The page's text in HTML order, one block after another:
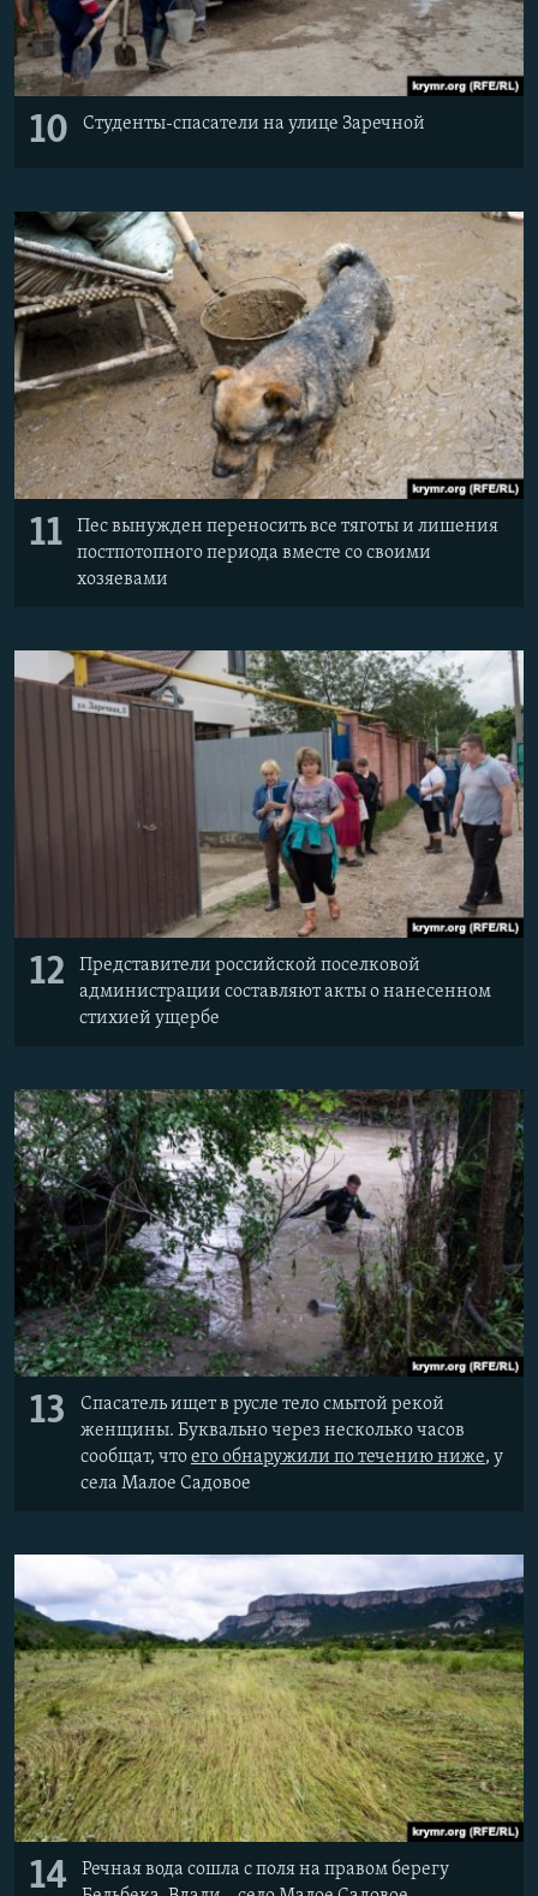
10 Студенты-спасатели на улице Заречной
11
Пес вынужден переносить все тяготы и лишения
постпотопного периода вместе со своими
хозяевами
12
Представители российской поселковой
администрации составляют акты о нанесенном
стихией ущербе
13
Спасатель ищет в русле тело смытой рекой
женщины. Буквально через несколько часов
сообщат, чтоего обнаружили по течению ниже, у
села Малое Садовое
14
Речная вода сошла с поля на правом берегу